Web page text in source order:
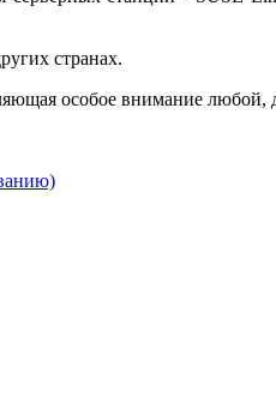
странах.
особое внимание любой,